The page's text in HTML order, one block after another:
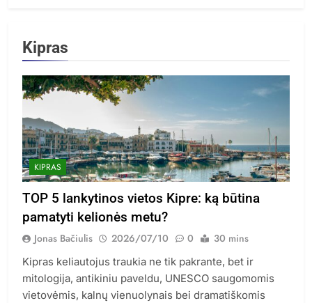
Kipras
KIPRAS
TOP 5 lankytinos vietos Kipre: ką būtina
pamatyti kelionės metu?
Jonas Bačiulis 2026/07/10 0 30 mins
Kipras keliautojus traukia ne tik pakrante, bet ir
mitologija, antikiniu paveldu, UNESCO saugomomis
vietovėmis, kalnų vienuolynais bei dramatiškomis